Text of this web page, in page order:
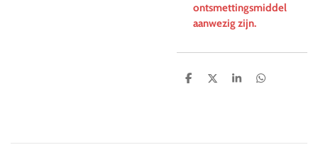
ontsmettingsmiddel
aanwezig zijn.
D
D
S
D